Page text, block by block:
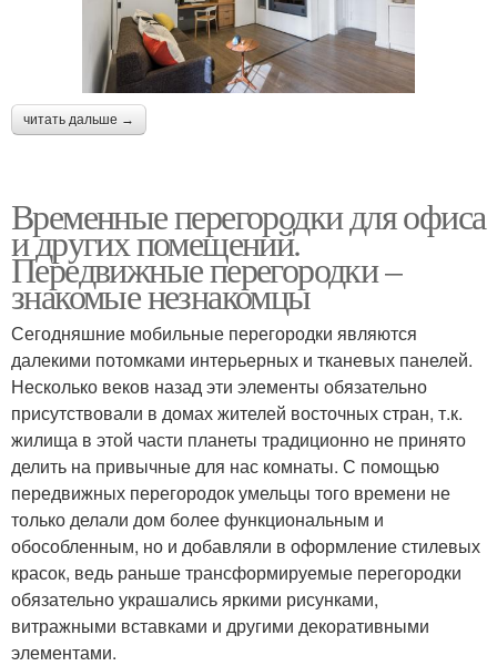
читать дальше →
Временные перегородки для офиса
и других помещений.
Передвижные перегородки –
знакомые незнакомцы
Сегодняшние мобильные перегородки являются
далекими потомками интерьерных и тканевых панелей.
Несколько веков назад эти элементы обязательно
присутствовали в домах жителей восточных стран, т.к.
жилища в этой части планеты традиционно не принято
делить на привычные для нас комнаты. С помощью
передвижных перегородок умельцы того времени не
только делали дом более функциональным и
обособленным, но и добавляли в оформление стилевых
красок, ведь раньше трансформируемые перегородки
обязательно украшались яркими рисунками,
витражными вставками и другими декоративными
элементами.